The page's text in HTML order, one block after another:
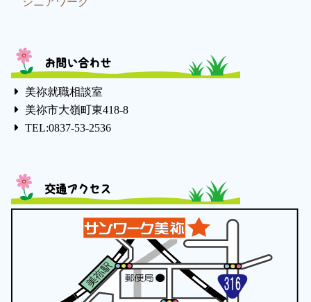
お問い合わせ
美祢就職相談室
美祢市大嶺町東418-8
TEL:0837-53-2536
交通アクセス